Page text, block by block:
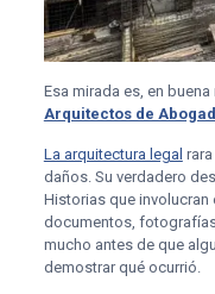
Esa mirada es, en
Arquitectos de
La arquitectura legal
daños. Su verdadero
Historias que
documentos,
mucho antes de que
demostrar qué ocurrió.